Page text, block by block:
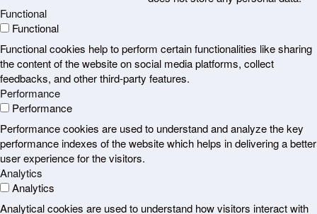
Functional
Functional
Functional cookies help to perform certain functionalities like sharing
the content of the website on social media platforms, collect
feedbacks, and other third-party features.
Performance
Performance
Performance cookies are used to understand and analyze the key
performance indexes of the website which helps in delivering a better
user experience for the visitors.
Analytics
Analytics
Analytical cookies are used to understand how visitors interact with